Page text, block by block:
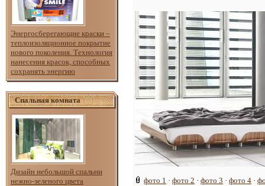
Энергосберегающие краски –
теплоизоляционное покрытие
нового поколения. Технология
нанесения красок, способных
сохранять энергию
Спальная комната
Дизайн небольшой спальни
нежно-зеленого цвета
фото 1 · фото 2 · фото 3 · фото 4 ·